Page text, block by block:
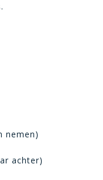
nemen)
achter)